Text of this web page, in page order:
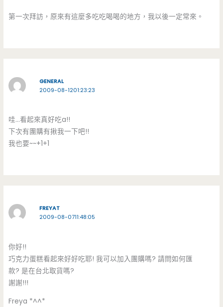
第一次拜訪，原來有這麼多吃吃喝喝的地方，我以後一定常來。
GENERAL
2009-08-1201:23:23
哇…看起來真好吃a!!
下次有團購有揪我一下吧!!
我也要~~+1+1
FREYAT
2009-08-0711:48:05
你好!!
巧克力蛋糕看起來好好吃耶! 我可以加入團購嗎? 請問如何匯
款? 是在台北取貨嗎?
謝謝!!!
Freya *^^*